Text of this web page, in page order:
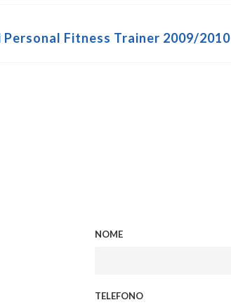
Personal Fitness Trainer 2009/2010
NOME
TELEFONO